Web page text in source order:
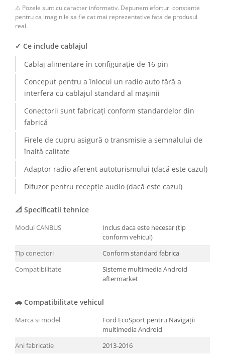
⚠ Pozele sunt cu caracter informativ. Depunem eforturi constante
pentru ca imaginile sa fie cat mai reprezentative fata de produsul
real.
✓ Ce include cablajul
Cablaj alimentare în configurație de 16 pin
Conceput pentru a înlocui un radio auto fără a
interfera cu cablajul standard al mașinii
Conectorii sunt fabricați conform standardelor din
fabrică
Firele de cupru asigură o transmisie a semnalului de
înaltă calitate
Adaptor radio aferent autoturismului (dacă este cazul)
Difuzor pentru recepție audio (dacă este cazul)
📐 Specificatii tehnice
Modul CANBUS
Inclus daca este necesar (tip
conform vehicul)
Tip conectori
Conform standard fabrica
Compatibilitate
Sisteme multimedia Android
aftermarket
🚗 Compatibilitate vehicul
Marca si model
Ford EcoSport pentru Navigații
multimedia Android
Ani fabricatie
2013-2016